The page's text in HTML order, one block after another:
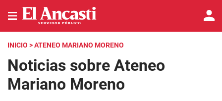
INICIO > ATENEO MARIANO MORENO
Noticias sobre Ateneo
Mariano Moreno